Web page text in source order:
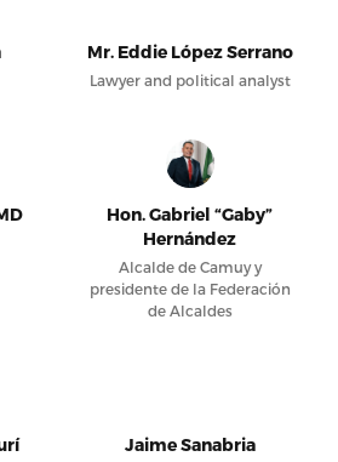
Mr. Eddie López Serrano
Lawyer and political analyst
Hon. Gabriel “Gaby”
Hernández
Alcalde de Camuy y
presidente de la Federación
de Alcaldes
Jaime Sanabria